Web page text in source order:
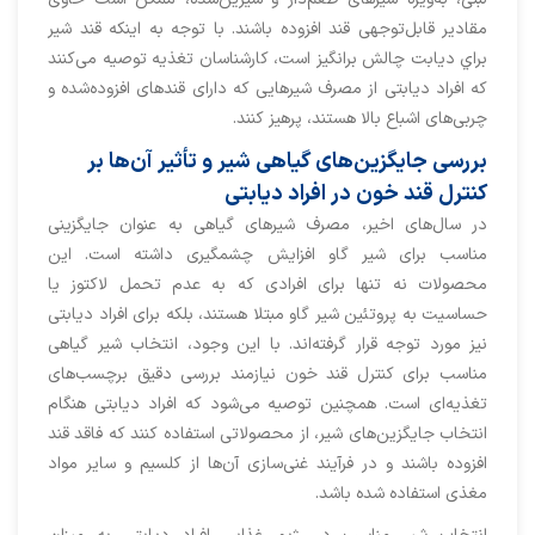
مقادیر قابل‌توجهی قند افزوده باشند. با توجه به اينكه قند شير
براي ديابت چالش برانگيز است، کارشناسان تغذیه توصیه می‌کنند
که افراد دیابتی از مصرف شیرهایی که دارای قندهای افزوده‌شده و
چربی‌های اشباع بالا هستند، پرهیز کنند.
بررسی جایگزین‌های گیاهی شیر و تأثیر آن‌ها بر
کنترل قند خون در افراد دیابتی
در سال‌های اخیر، مصرف شیرهای گیاهی به عنوان جایگزینی
مناسب برای شیر گاو افزایش چشمگیری داشته است. این
محصولات نه تنها برای افرادی که به عدم تحمل لاکتوز یا
حساسیت به پروتئین شیر گاو مبتلا هستند، بلکه برای افراد دیابتی
نیز مورد توجه قرار گرفته‌اند. با این وجود، انتخاب شیر گیاهی
مناسب برای کنترل قند خون نیازمند بررسی دقیق برچسب‌های
تغذیه‌ای است. همچنین توصیه می‌شود که افراد دیابتی هنگام
انتخاب جایگزین‌های شیر، از محصولاتی استفاده کنند که فاقد قند
افزوده باشند و در فرآیند غنی‌سازی آن‌ها از کلسیم و سایر مواد
مغذی استفاده شده باشد.